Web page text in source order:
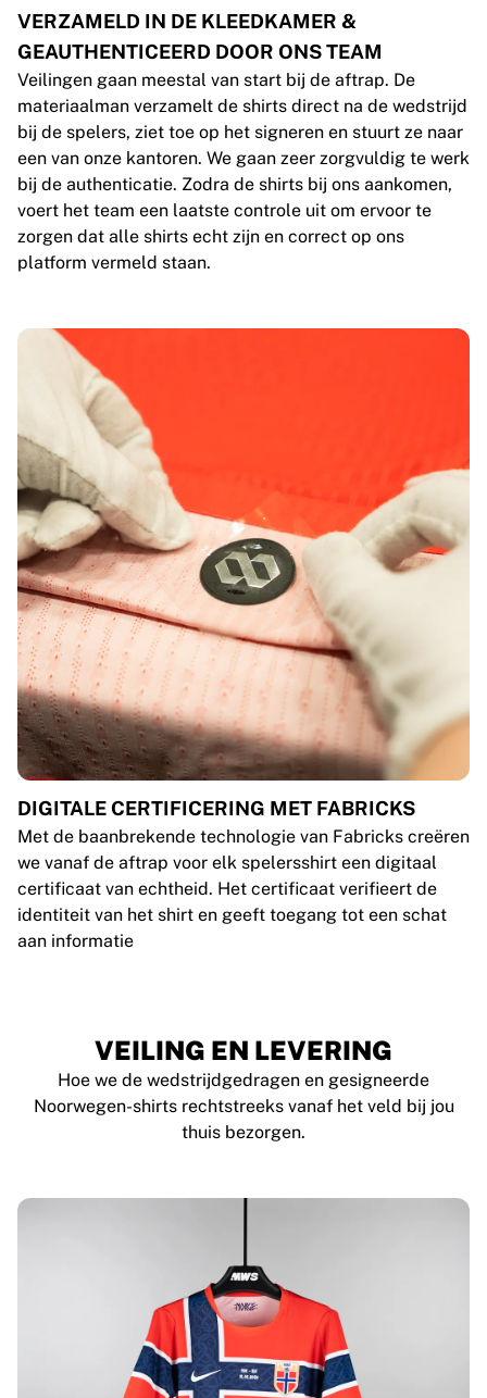
VERZAMELD IN DE KLEEDKAMER &
GEAUTHENTICEERD DOOR ONS TEAM
Veilingen gaan meestal van start bij de aftrap. De
materiaalman verzamelt de shirts direct na de wedstrijd
bij de spelers, ziet toe op het signeren en stuurt ze naar
een van onze kantoren. We gaan zeer zorgvuldig te werk
bij de authenticatie. Zodra de shirts bij ons aankomen,
voert het team een laatste controle uit om ervoor te
zorgen dat alle shirts echt zijn en correct op ons
platform vermeld staan.
DIGITALE CERTIFICERING MET FABRICKS
Met de baanbrekende technologie van Fabricks creëren
we vanaf de aftrap voor elk spelersshirt een digitaal
certificaat van echtheid. Het certificaat verifieert de
identiteit van het shirt en geeft toegang tot een schat
aan informatie
VEILING EN LEVERING
Hoe we de wedstrijdgedragen en gesigneerde
Noorwegen-shirts rechtstreeks vanaf het veld bij jou
thuis bezorgen.